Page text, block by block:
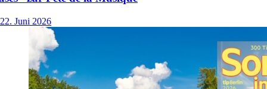
22. Juni 2026